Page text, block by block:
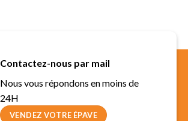
Contactez-nous par mail
Nous vous répondons en moins de
24H
VENDEZ VOTRE ÉPAVE